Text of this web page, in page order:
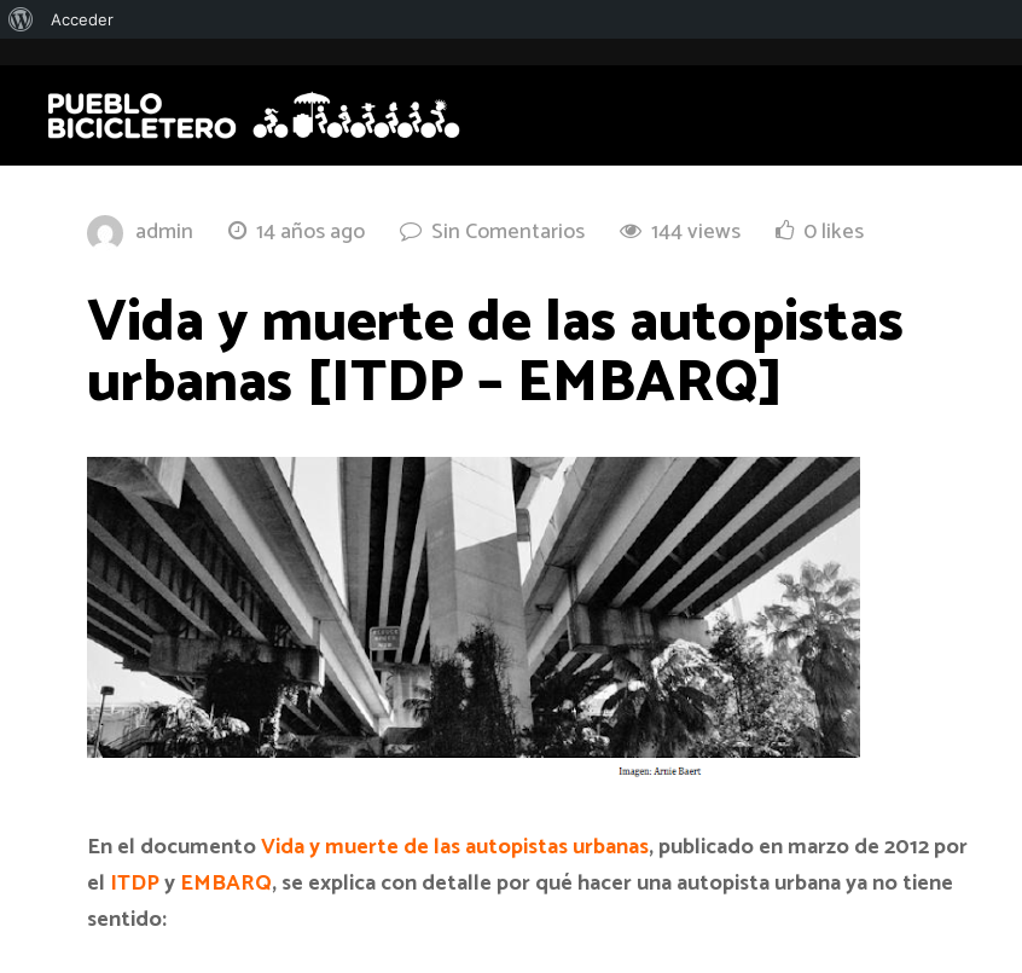
admin 14 años ago Sin Comentarios 144 views 0 likes
Vida y muerte de las autopistas
urbanas [ITDP – EMBARQ]
En el documentoVida y muerte de las autopistas urbanas, publicado en marzo de 2012 por
el ITDPy EMBARQ, se explica con detalle por qué hacer una autopista urbana ya no tiene
sentido:
Acerca
WordPress
Acceder